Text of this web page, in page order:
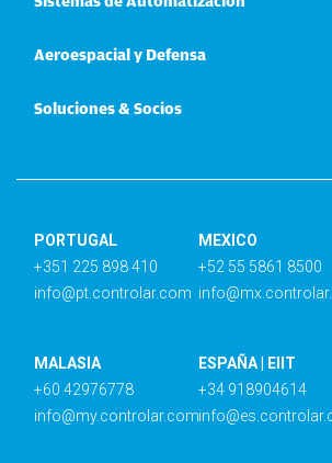
Aeroespacial y Defensa
Soluciones & Socios
PORTUGAL
+351 225 898 410
info@pt.controlar.com
MEXICO
+52 55 5861 8500
MALASIA
+60 42976778
info@my.controlar.com
ESPAÑA | EIIT
+34 918904614